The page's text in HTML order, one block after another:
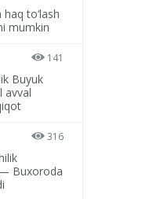
to‘lash
mumkin
141
Buyuk
avval
316
Buxoroda